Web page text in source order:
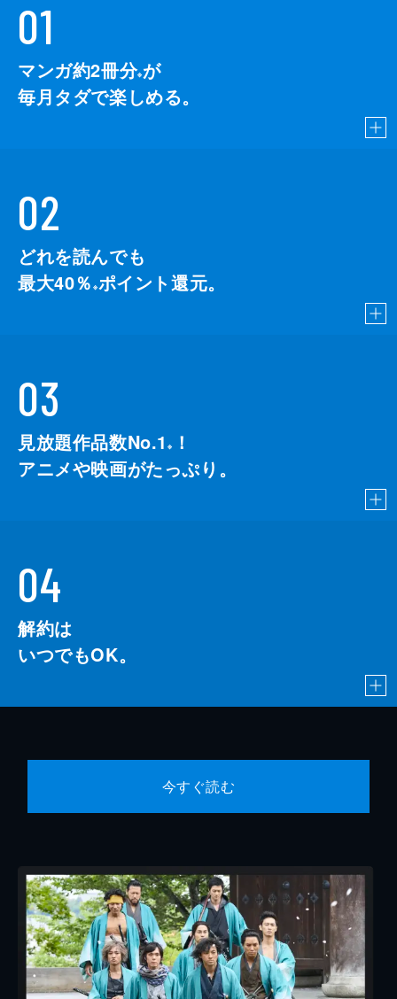
01
マンガ約2冊分※が
毎月タダで楽しめる。
02
どれを読んでも
最大40％ ※ポイント還元。
03
見放題作品数No.1 ※
！
アニメや映画がたっぷり。
04
解約は
いつでもOK。
今すぐ読む